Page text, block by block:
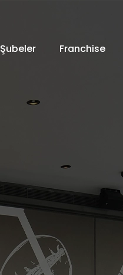
Şubeler Franchise